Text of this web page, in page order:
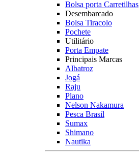
Bolsa porta Carretilhas
Desembarcado
Bolsa Tiracolo
Pochete
Utilitário
Porta Empate
Principais Marcas
Albatroz
Jogá
Raju
Plano
Nelson Nakamura
Pesca Brasil
Sumax
Shimano
Nautika